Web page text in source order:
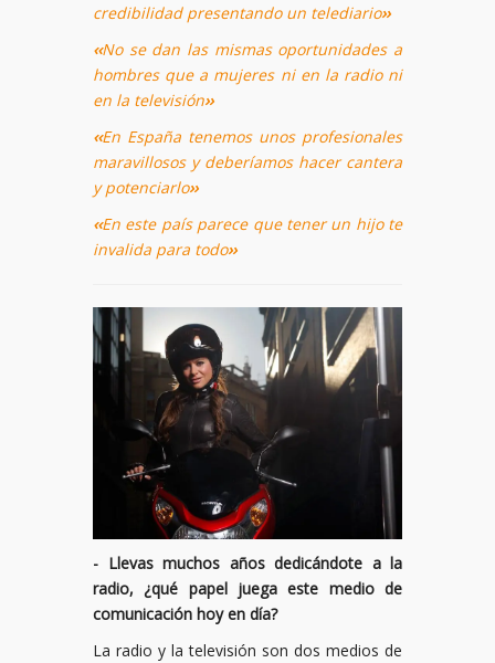
credibilidad presentando un telediario››
‹‹No se dan las mismas oportunidades a
hombres que a mujeres ni en la radio ni
en la televisión››
‹‹En España tenemos unos profesionales
maravillosos y deberíamos hacer cantera
y potenciarlo››
‹‹En este país parece que tener un hijo te
invalida para todo››
- Llevas muchos años dedicándote a la
radio, ¿qué papel juega este medio de
comunicación hoy en día?
La radio y la televisión son dos medios de